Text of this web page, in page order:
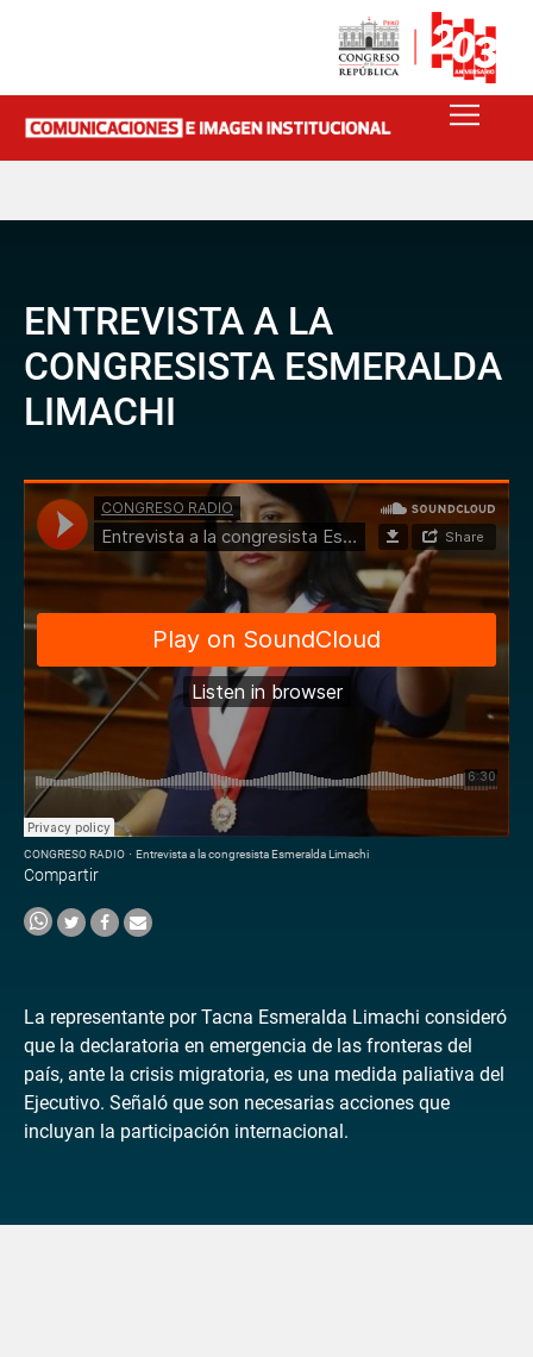
ENTREVISTA A LA
CONGRESISTA ESMERALDA
LIMACHI
CONGRESO RADIO · Entrevista a la congresista Esmeralda Limachi
Compartir
La representante por Tacna Esmeralda Limachi consideró
que la declaratoria en emergencia de las fronteras del
país, ante la crisis migratoria, es una medida paliativa del
Ejecutivo. Señaló que son necesarias acciones que
incluyan la participación internacional.